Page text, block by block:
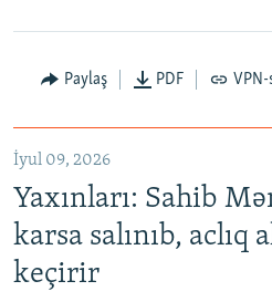
Paylaş PDF
İyul 09, 2026
Yaxınları: Sahib
karsa salınıb, aclıq
keçirir